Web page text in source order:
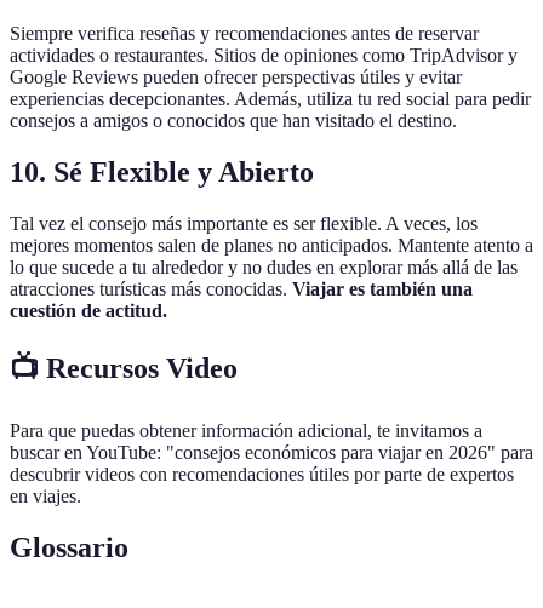
Siempre verifica reseñas y recomendaciones antes de reservar
actividades o restaurantes. Sitios de opiniones como TripAdvisor y
Google Reviews pueden ofrecer perspectivas útiles y evitar
experiencias decepcionantes. Además, utiliza tu red social para pedir
consejos a amigos o conocidos que han visitado el destino.
10. Sé Flexible y Abierto
Tal vez el consejo más importante es ser flexible. A veces, los
mejores momentos salen de planes no anticipados. Mantente atento a
lo que sucede a tu alrededor y no dudes en explorar más allá de las
atracciones turísticas más conocidas. Viajar es también una
cuestión de actitud.
📺 Recursos Video
Para que puedas obtener información adicional, te invitamos a
buscar en YouTube: "consejos económicos para viajar en 2026" para
descubrir videos con recomendaciones útiles por parte de expertos
en viajes.
Glossario